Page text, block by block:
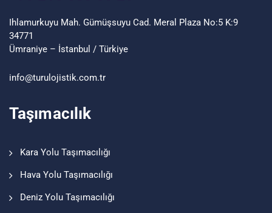
Ihlamurkuyu Mah. Gümüşsuyu Cad. Meral Plaza No:5 K:9
34771
Ümraniye – İstanbul / Türkiye
info@turu lojistik.com.tr
Taşımacılık
Kara Yolu Taşımacılığı
Hava Yolu Taşımacılığı
Deniz Yolu Taşımacılığı